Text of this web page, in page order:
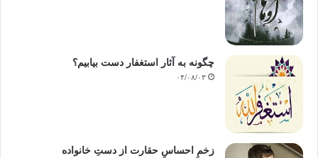
مطالعه
مصلحت عمومی –که مطرح کردیم –مرتبط است. هرگاه منابع در مورد یک
وضعیت خاص (مصلحت
مرسله) نظر نداده اند، وظیفه کارشناسان است که این شرایط را مطالعه کنند
تا آرای
حقوقی ای را که باید به هدف پیام احترام گذارد(بیشتر عدالت) و به محتوای
اخلاقی آن
مؤمن بماند (تحقق مصلحت عمومی –تحقق المصلحه ی –و دفع هر چه با آن در
تضاد است
–دفع المضار)، به شکل قانون انتشار دهند. تمامی تعالیم اسلامی وحیانی به این
چگونه به آثار استغفار دست بیابیم؟
۰۴/۰۸/۰۳
زخمِ احساسِ حقارت از دستِ خانواده